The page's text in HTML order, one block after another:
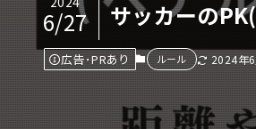
サッカーの
6/27
広告･PRあり ルール 2024年